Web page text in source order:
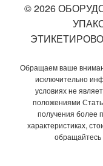
© 2026
Обращаем ваше
исключительно
условиях не
положениями
получения более
характеристиках,
обращайтесь